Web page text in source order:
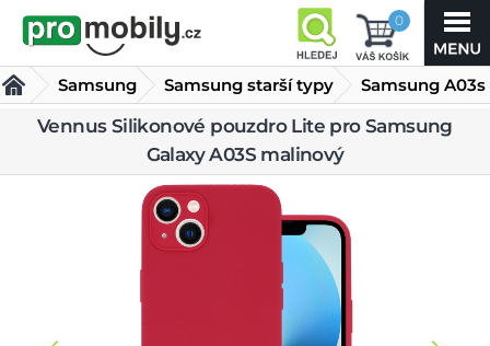
0
Samsung Samsung starší typy Samsung A03s
Kryty Samsung A03s
Vennus
pouzdro Lite pro Samsung Galaxy
Vennus Silikonové pouzdro Lite pro Samsung
Galaxy A03S malinový